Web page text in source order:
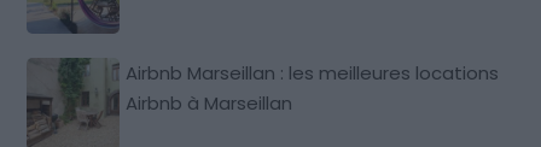
Airbnb Marseillan : les meilleures locations
Airbnb à Marseillan